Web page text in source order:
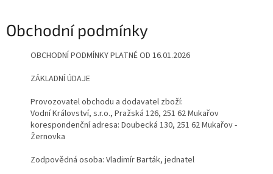
Obchodní podmínky
OBCHODNÍ PODMÍNKY PLATNÉ OD 16.01.2026
ZÁKLADNÍ ÚDAJE
Provozovatel obchodu a dodavatel zboží:
Vodní Království, s.r.o., Pražská 126, 251 62 Mukařov
korespondenční adresa: Doubecká 130, 251 62 Mukařov -
Žernovka
Zodpovědná osoba: Vladimír Barták, jednatel